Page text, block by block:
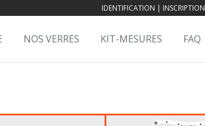
IDENTIFICATION | INSCRIPTION
NOS VERRES KIT-MESURES FAQ